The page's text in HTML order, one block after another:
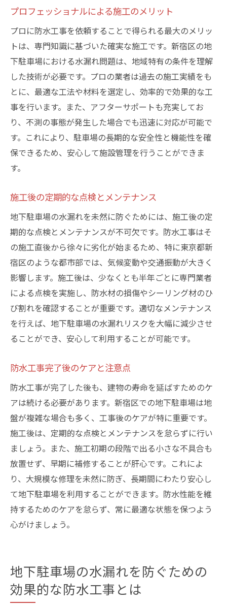
ソリューションベースの施工法の採用
地域特性に応じた技術の適用
防水工事の未来を切り拓く技術
地下駐車場の水漏れ問題を解決するための施工
ポイント
施工現場の事前調査と診断方法
効果的な施工スケジュールの設定
施工中に注意すべき環境配慮
高品質な材料の選び方と利用法
長期的な保証による安心感の提供
安心して利用できる地下駐車場を実現するため
の防水工事
利用者目線で考える駐車場デザイン
安全性を高めるための施工技術
利用者満足度を上げるための工夫
持続可能な駐車場運営のための対策
コミュニティとの協力で実現する安全
防水工事で得られる長期的な利益
プロフェッショナルによる施工のメリット
プロに防水工事を依頼することで得られる最大のメリッ
トは、専門知識に基づいた確実な施工です。新宿区の地
下駐車場における水漏れ問題は、地域特有の条件を理解
した技術が必要です。プロの業者は過去の施工実績をも
とに、最適な工法や材料を選定し、効率的で効果的な工
事を行います。また、アフターサポートも充実してお
り、不測の事態が発生した場合でも迅速に対応が可能で
す。これにより、駐車場の長期的な安全性と機能性を確
保できるため、安心して施設管理を行うことができま
す。
施工後の定期的な点検とメンテナンス
地下駐車場の水漏れを未然に防ぐためには、施工後の定
期的な点検とメンテナンスが不可欠です。防水工事はそ
の施工直後から徐々に劣化が始まるため、特に東京都新
宿区のような都市部では、気候変動や交通振動が大きく
影響します。施工後は、少なくとも半年ごとに専門業者
による点検を実施し、防水材の損傷やシーリング材のひ
び割れを確認することが重要です。適切なメンテナンス
を行えば、地下駐車場の水漏れリスクを大幅に減少させ
ることができ、安心して利用することが可能です。
防水工事完了後のケアと注意点
防水工事が完了した後も、建物の寿命を延ばすためのケ
アは続ける必要があります。新宿区での地下駐車場は地
盤が複雑な場合も多く、工事後のケアが特に重要です。
施工後は、定期的な点検とメンテナンスを怠らずに行い
ましょう。また、施工初期の段階で出る小さな不具合も
放置せず、早期に補修することが肝心です。これによ
り、大規模な修理を未然に防ぎ、長期間にわたり安心し
て地下駐車場を利用することができます。防水性能を維
持するためのケアを怠らず、常に最適な状態を保つよう
心がけましょう。
地下駐車場の水漏れを防ぐための
効果的な防水工事とは